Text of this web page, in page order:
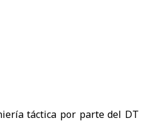
táctica por parte del DT